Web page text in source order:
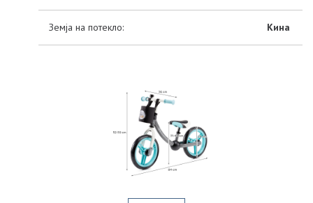
Земја на потекло: Кина